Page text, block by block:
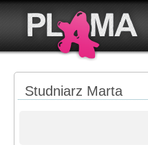
Studniarz Marta